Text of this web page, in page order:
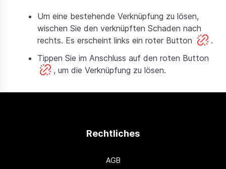
Um eine bestehende Verknüpfung zu lösen,
wischen Sie den verknüpften Schaden nach
rechts. Es erscheint links ein roter Button
.
Tippen Sie im Anschluss auf den roten Button
, um die Verknüpfung zu lösen.
Rechtliches
AGB